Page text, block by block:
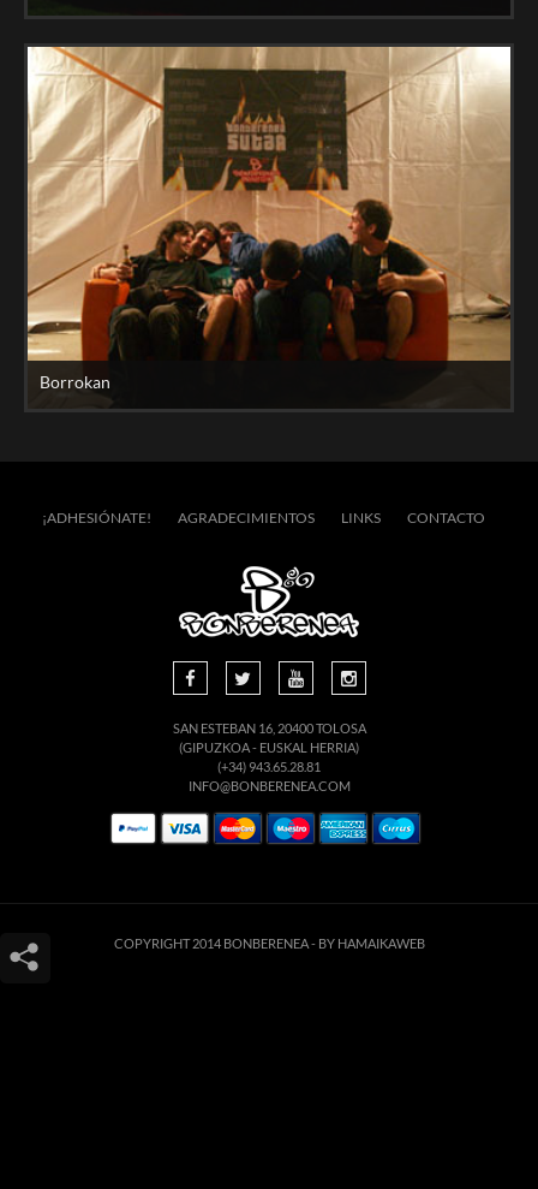
Borrokan
¡ADHESIÓNATE! AGRADECIMIENTOS LINKS CONTACTO
SAN ESTEBAN 16, 20400 TOLOSA
(GIPUZKOA - EUSKAL HERRIA)
(+34) 943.65.28.81
INFO@BONBERENEA.COM
COPYRIGHT 2014 BONBERENEA - BY HAMAIKAWEB